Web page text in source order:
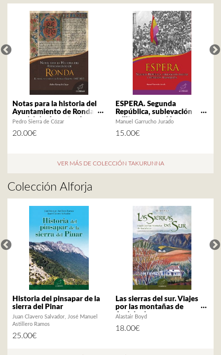
Notas para la historia del
Ayuntamiento de Ronda. El
municipio durante el
1835)
Pedro Sierra de Cózar
20.00€
ESPERA. Segunda
República, sublevación
militar y represión
Manuel Garrucho Jurado
15.00€
VER MÁS DE COLECCIÓN TAKURUNNA
Colección Alforja
Historia del pinsapar de la
sierra del Pinar
Juan Clavero Salvador José Manuel
Astillero Ramos
25.00€
Las sierras del sur. Viajes
por las montañas de
Andalucía
Alastair Boyd
18.00€